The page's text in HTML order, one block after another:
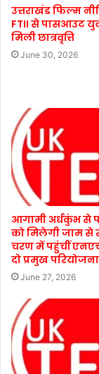
उत्तराखंड फिल्म
FTII से पासआउट
मिली छात्रवृत्ति
June 30, 2026
आगामी अर्धकुंभ से
को मिलेगी जाम से
चरण में पहुंचीं
दो प्रमुख
June 27, 2026